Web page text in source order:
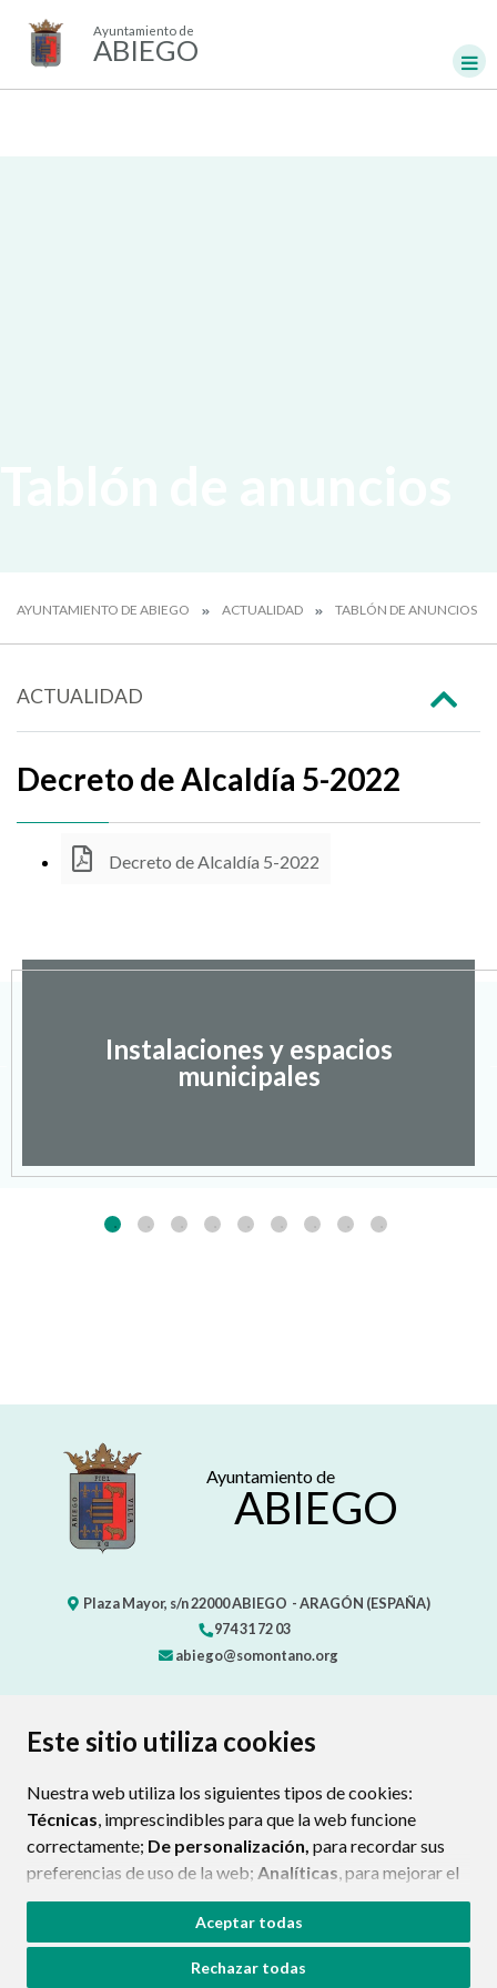
Este sitio utiliza cookies
Nuestra web utiliza los siguientes tipos de cookies:
Técnicas, imprescindibles para que la web funcione
correctamente; De personalización, para recordar sus
preferencias de uso de la web; Analíticas, para mejorar el
funcionamiento de la web y sus servicios.
Si acepta pulsando el botón“Aceptar todas”
consideramos que acepta su uso. Si pulsa el botón
Aceptar todas
Rechazar todas
Ayuntamiento de
ABIEGO
AYUNTAMIENTO DE ABIEGO ACTUALIDAD TABLÓN DE ANUNCIOS
ACTUALIDAD
Decreto de Alcaldía 5-2022
Decreto de Alcaldía 5-2022
Instalaciones y espacios
municipales
Ayuntamiento de
ABIEGO
Plaza Mayor, s/n22000ABIEGO - ARAGÓN (ESPAÑA)
974 31 72 03
abiego@somontano.org
CONTACTO MAPA WEB
PROTECCIÓN DE DATOS
POLÍTICA DE COOKIES